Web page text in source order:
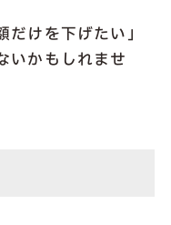
けを下げたい」
いかもしれませ